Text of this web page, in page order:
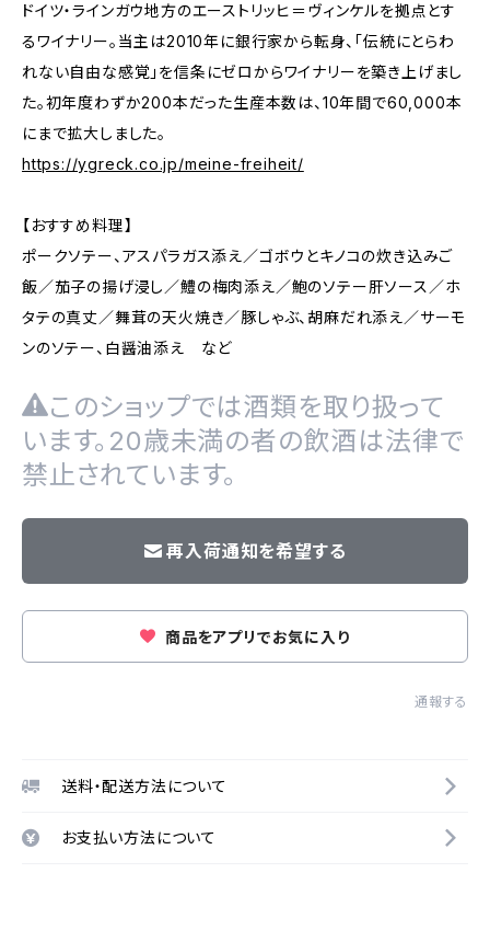
ドイツ・ラインガウ地方のエーストリッヒ＝ヴィンケルを拠点とす
るワイナリー。当主は2010年に銀行家から転身、「伝統にとらわ
れない自由な感覚」を信条にゼロからワイナリーを築き上げまし
た。初年度わずか200本だった生産本数は、10年間で60,000本
にまで拡大しました。
https://ygreck.co.jp/meine-freiheit/
【おすすめ料理】
ポークソテー、アスパラガス添え／ゴボウとキノコの炊き込みご
飯／茄子の揚げ浸し／鱧の梅肉添え／鮑のソテー肝ソース／ホ
タテの真丈／舞茸の天火焼き／豚しゃぶ、胡麻だれ添え／サーモ
ンのソテー、白醤油添え など
このショップでは酒類を取り扱って
います。20歳未満の者の飲酒は法律で
禁止されています。
再入荷通知を希望する
商品をアプリでお気に入り
通報する
送料・配送方法について
お支払い方法について